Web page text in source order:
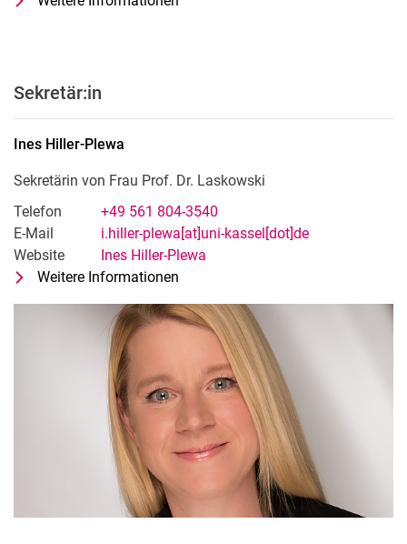
Sekretär:in
Ines Hiller-Plewa
Sekretärin von Frau Prof. Dr. Laskowski
Telefon
+49 561 804-3540
E-Mail
i.hiller-plewa[at]uni-kassel[dot]de
Website
Ines Hiller-Plewa
Weitere Informationen